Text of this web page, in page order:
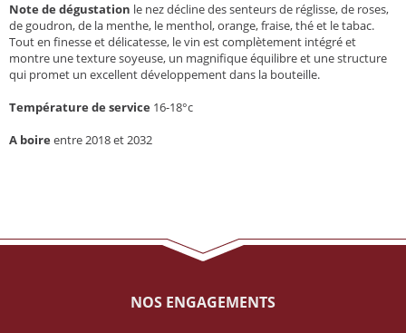
Note de dégustation le nez décline des senteurs de réglisse, de roses,
de goudron, de la menthe, le menthol, orange, fraise, thé et le tabac.
Tout en finesse et délicatesse, le vin est complètement intégré et
montre une texture soyeuse, un magnifique équilibre et une structure
qui promet un excellent développement dans la bouteille.
Température de service 16-18°c
A boire entre 2018 et 2032
NOS ENGAGEMENTS